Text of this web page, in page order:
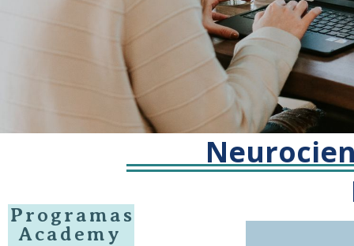
Programas
Academy